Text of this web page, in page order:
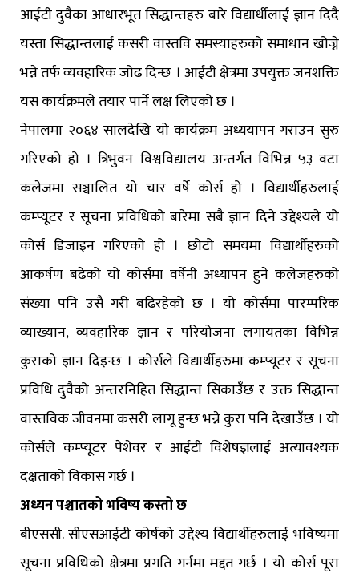
आईटी दुवैका आधारभूत सिद्धान्तहरु बारे विद्यार्थीलाई ज्ञान दिदै
यस्ता सिद्धान्तलाई कसरी वास्तवि समस्याहरुको समाधान खोज्ने
भन्ने तर्फ व्यवहारिक जोढ दिन्छ । आईटी क्षेत्रमा उपयुक्त जनशक्ति
यस कार्यक्रमले तयार पार्ने लक्ष लिएको छ ।
नेपालमा २०६४ सालदेखि यो कार्यक्रम अध्ययापन गराउन सुरु
गरिएको हो । त्रिभुवन विश्वविद्यालय अन्तर्गत विभिन्न ५३ वटा
कलेजमा सञ्चालित यो चार वर्षे कोर्स हो । विद्यार्थीहरुलाई
कम्प्यूटर र सूचना प्रविधिको बारेमा सबै ज्ञान दिने उद्देश्यले यो
कोर्स डिजाइन गरिएको हो । छोटो समयमा विद्यार्थीहरुको
आकर्षण बढेको यो कोर्समा वर्षेनी अध्यापन हुने कलेजहरुको
संख्या पनि उसै गरी बढिरहेको छ । यो कोर्समा पारम्परिक
व्याख्यान, व्यवहारिक ज्ञान र परियोजना लगायतका विभिन्न
कुराको ज्ञान दिइन्छ । कोर्सले विद्यार्थीहरुमा कम्प्यूटर र सूचना
प्रविधि दुवैको अन्तरनिहित सिद्धान्त सिकाउँछ र उक्त सिद्धान्त
वास्तविक जीवनमा कसरी लागू हुन्छ भन्ने कुरा पनि देखाउँछ । यो
कोर्सले कम्प्यूटर पेशेवर र आईटी विशेषज्ञलाई अत्यावश्यक
दक्षताको विकास गर्छ ।
अध्यन पश्चातको भविष्य कस्तो छ
बीएससी. सीएसआईटी कोर्षको उद्देश्य विद्यार्थीहरुलाई भविष्यमा
सूचना प्रविधिको क्षेत्रमा प्रगति गर्नमा मद्दत गर्छ । यो कोर्स पूरा